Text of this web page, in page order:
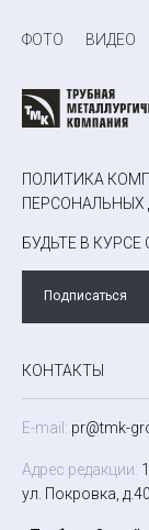
ФОТО ВИДЕО
ПОЛИТИКА
ПЕРСОНАЛЬНЫХ
БУДЬТЕ В
Подписаться
КОНТАКТЫ
E-mail: pr@tmk-
Адрес редакции:
ул. Покровка,